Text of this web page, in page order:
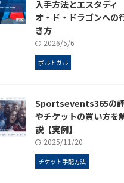
入手方法とエスタディ
オ・ド・ドラゴンへの
き方
2026/5/6
ポルトガル
Sportsevents365の
やチケットの買い方を
説【実例】
2025/11/20
チケット手配方法